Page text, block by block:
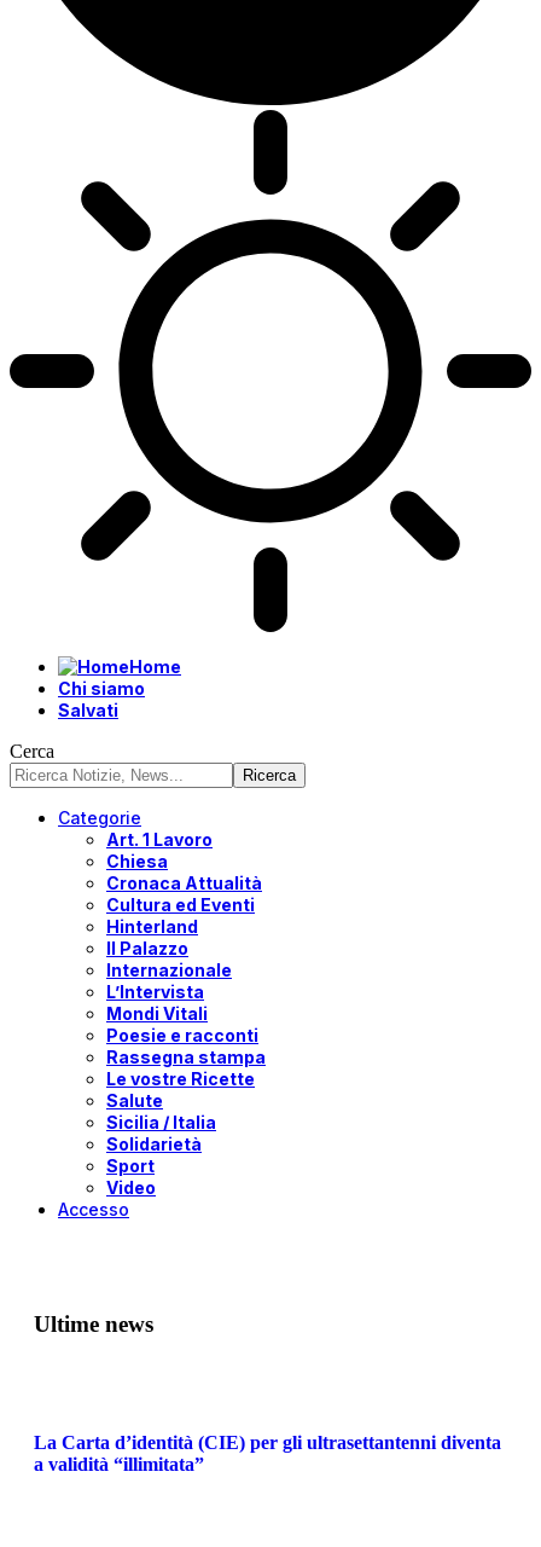
Home
Chi siamo
Salvati
Cerca
Categorie
Art. 1 Lavoro
Chiesa
Cronaca Attualità
Cultura ed Eventi
Hinterland
Il Palazzo
Internazionale
L’Intervista
Mondi Vitali
Poesie e racconti
Rassegna stampa
Le vostre Ricette
Salute
Sicilia / Italia
Solidarietà
Sport
Video
Accesso
Ultime news
La Carta d’identità (CIE) per gli ultrasettantenni diventa
a validità “illimitata”